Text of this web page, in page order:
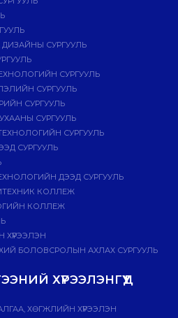
ДИЗАЙНЫ СУРГУУЛЬ
СУРГУУЛЬ
СУРГУУЛЬ
СУРГУУЛЬ
СУРГУУЛЬ
СУРГУУЛЬ
СУРГУУЛЬ
ДЭЭД СУРГУУЛЬ
КОЛЛЕЖ
КОЛЛЕЖ
БОЛОВСРОЛЫН АХЛАХ СУРГУУЛЬ
ХҮРЭЭЛЭНГҮҮД
ХӨГЖЛИЙН ХҮРЭЭЛЭН